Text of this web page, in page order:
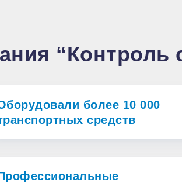
“Контроль
более 10 000
средств